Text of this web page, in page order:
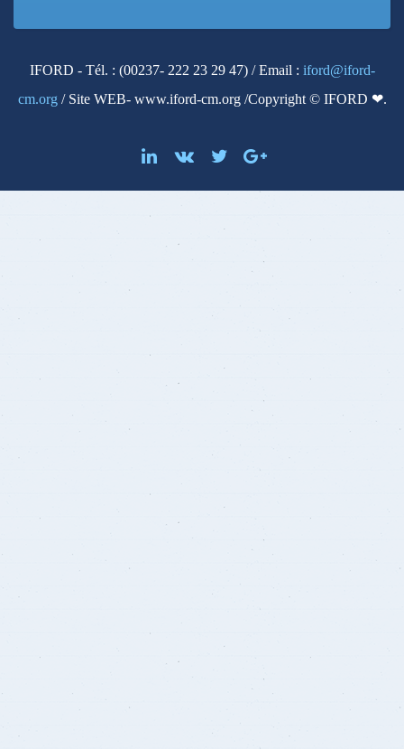
IFORD - Tél. : (00237- 222 23 29 47) / Email : iford@iford-
cm.org / Site WEB- www.iford-cm.org /Copyright © IFORD ❤.